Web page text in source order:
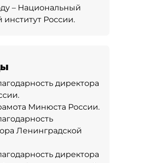
– Национальный
институт России.
директора
Минюста России.
Ленинградской
директора